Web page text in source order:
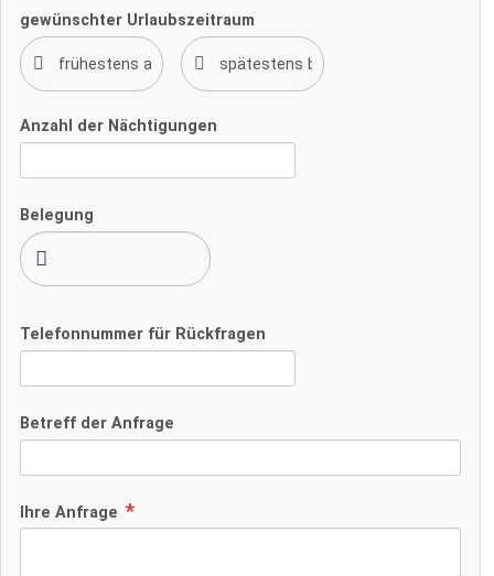
gewünschter Urlaubszeitraum
Anzahl der Nächtigungen
Belegung
Telefonnummer für Rückfragen
Betreff der Anfrage
Ihre Anfrage